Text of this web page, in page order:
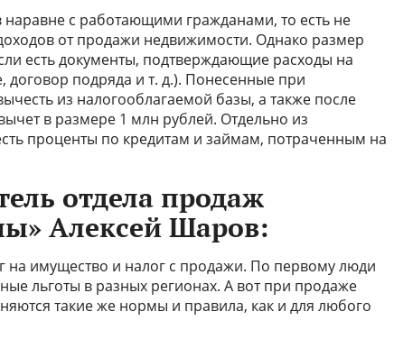
с работающими гражданами, то есть не
от продажи недвижимости. Однако размер
есть документы, подтверждающие расходы на
договор подряда и т. д.). Понесенные при
из налогооблагаемой базы, а также после
в размере 1 млн рублей. Отдельно из
проценты по кредитам и займам, потраченным на
отдела продаж
Алексей Шаров:
на имущество и налог с продажи. По первому люди
льготы в разных регионах. А вот при продаже
такие же нормы и правила, как и для любого